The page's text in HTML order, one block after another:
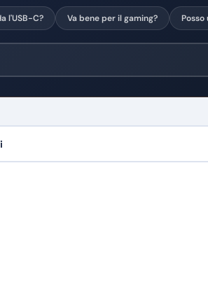
l'USB-C? Va bene per il gaming?